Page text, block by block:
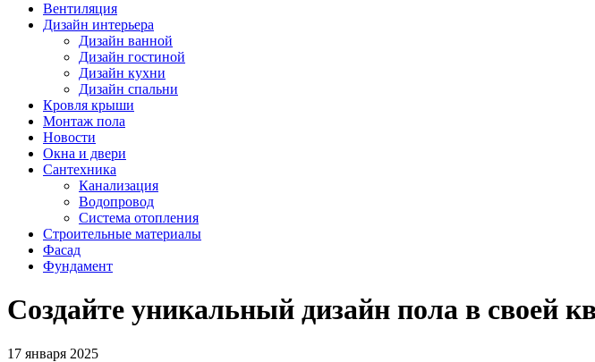
Вентиляция
Дизайн интерьера
Дизайн ванной
Дизайн гостиной
Дизайн кухни
Дизайн спальни
Кровля крыши
Монтаж пола
Новости
Окна и двери
Сантехника
Канализация
Водопровод
Система отопления
Строительные материалы
Фасад
Фундамент
Создайте уникальный дизайн пола в своей
17 января 2025